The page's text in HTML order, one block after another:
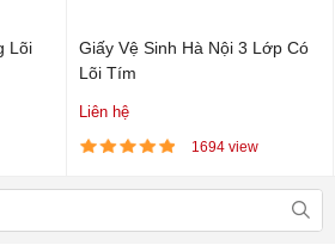
Lõi
Giấy Vệ Sinh Hà Nội 3 Lớp Có
Lõi Tím
Liên hệ
1694 view